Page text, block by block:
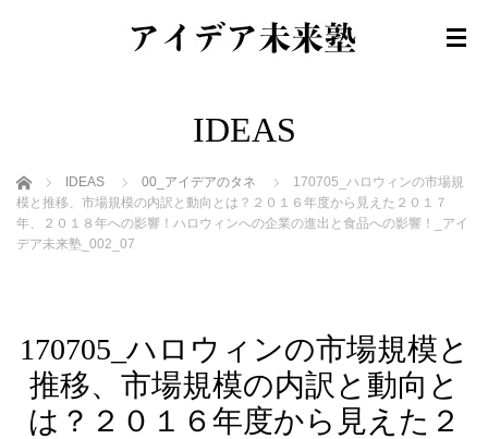
IDEAS
ホーム IDEAS 00_アイデアのタネ
170705_ハロウィンの市場規
模と推移、市場規模の内訳と動向とは？２０１６年度から見えた２０１７
年、２０１８年への影響！ハロウィンへの企業の進出と食品への影響！_アイ
デア未来塾_002_07
170705_ハロウィンの市場規模と
推移、市場規模の内訳と動向と
は？２０１６年度から見えた２